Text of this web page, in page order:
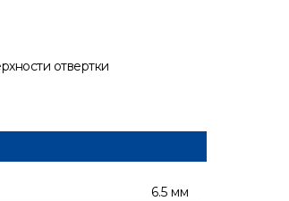
отвертки
6.5 мм